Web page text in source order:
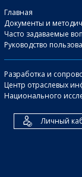
Главная
Документы и
Часто задаваемые
Руководство
Разработка и
Центр отраслевых
Национального
Личный